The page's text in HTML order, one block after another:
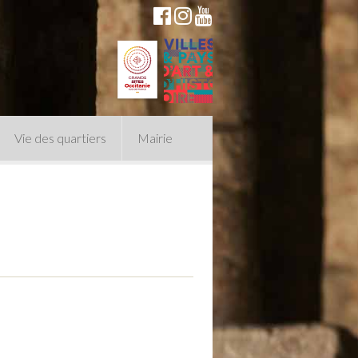
Vie des quartiers Mairie